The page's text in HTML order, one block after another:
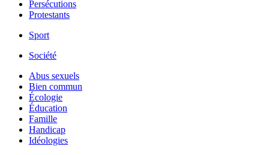
Persécutions
Protestants
Sport
Société
Abus sexuels
Bien commun
Écologie
Éducation
Famille
Handicap
Idéologies